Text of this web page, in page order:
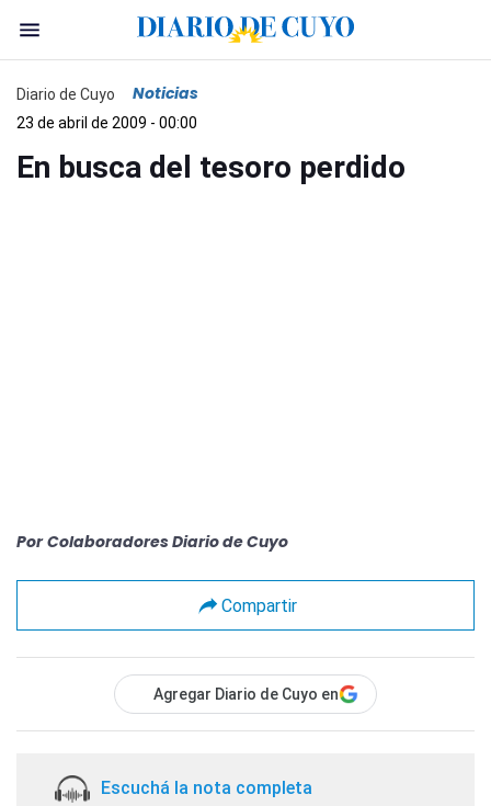
Diario de Cuyo Noticias
23 de abril de 2009 - 00:00
En busca del tesoro perdido
Por Colaboradores Diario de Cuyo
Compartir
Agregar Diario de Cuyo en
Escuchá la nota completa